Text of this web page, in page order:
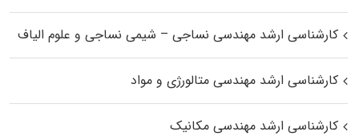
کارشناسی ارشد مهندسی نساجی – شیمی نساجی و علوم الیاف
کارشناسی ارشد مهندسی متالورژی و مواد
کارشناسی ارشد مهندسی مکانیک